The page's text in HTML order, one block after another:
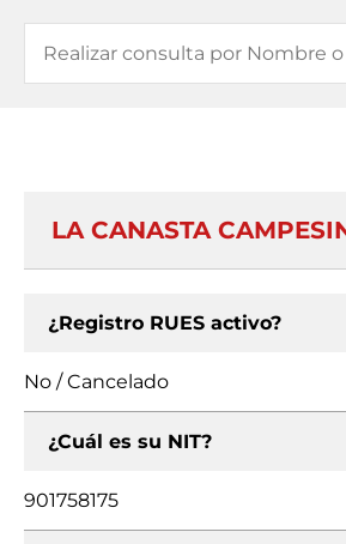
LA CANASTA
¿Registro RUES activo?
No / Cancelado
¿Cuál es su NIT?
901758175